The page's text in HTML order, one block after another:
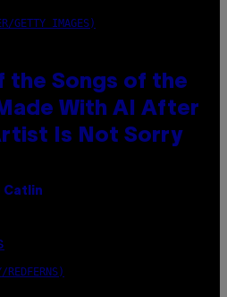
GETTY IMAGES)
the Songs of the
With AI After
Is Not Sorry
Catlin
REDFERNS)